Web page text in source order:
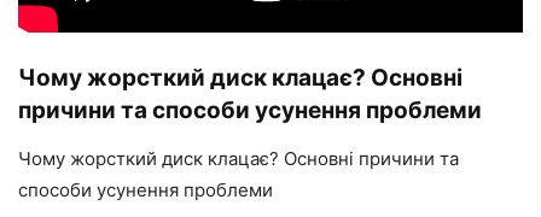
Чому жорсткий диск клацає? Основні
причини та способи усунення проблеми
Чому жорсткий диск клацає? Основні причини та
способи усунення проблеми